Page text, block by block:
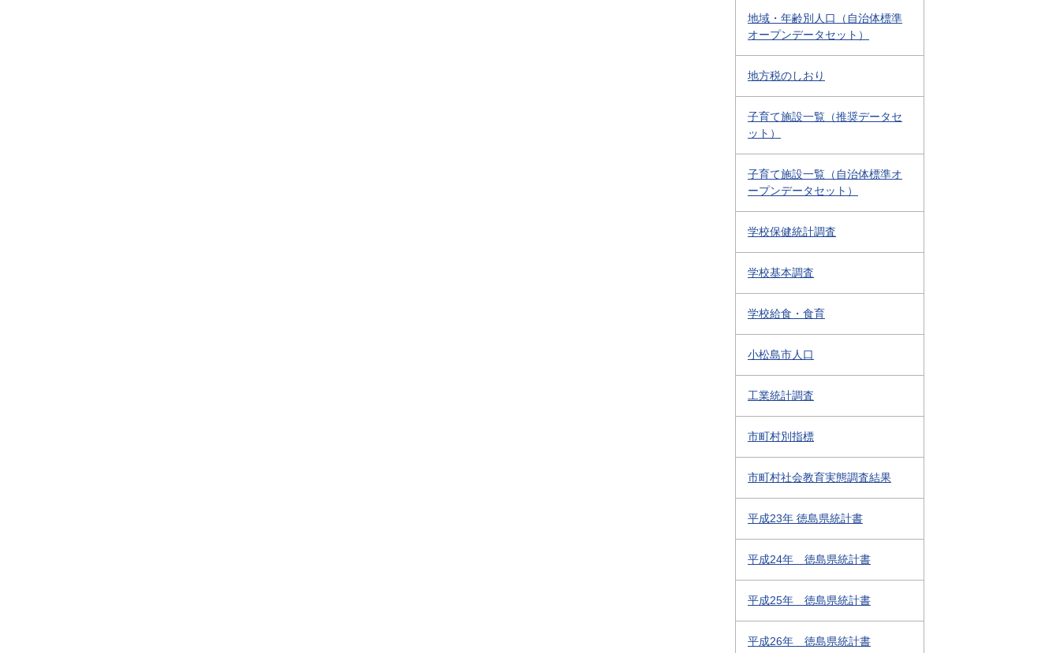
地域・年齢別人口（自治体標準
オープンデータセット）
地方税のしおり
子育て施設一覧（推奨データセ
ット）
子育て施設一覧（自治体標準オ
ープンデータセット）
学校保健統計調査
学校基本調査
学校給食・食育
小松島市人口
工業統計調査
市町村別指標
市町村社会教育実態調査結果
平成23年 徳島県統計書
平成24年 徳島県統計書
平成25年 徳島県統計書
平成26年 徳島県統計書